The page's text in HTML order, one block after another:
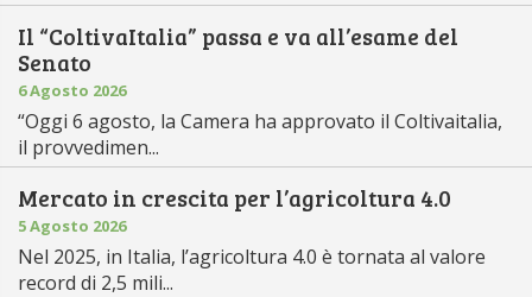
Il “ColtivaItalia” passa e va all’esame del
Senato
6 Agosto 2026
“Oggi 6 agosto, la Camera ha approvato il Coltivaitalia,
il provvedimen...
Mercato in crescita per l’agricoltura 4.0
5 Agosto 2026
Nel 2025, in Italia, l’agricoltura 4.0 è tornata al valore
record di 2,5 mili...